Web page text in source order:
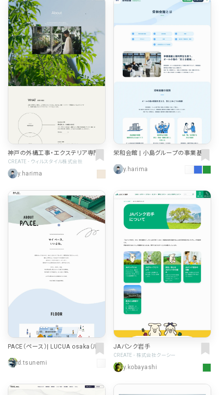
神戸の外構工事・エクステリア専門
店｜株式会社グッドツーガーデン
CREATE - ウィルスタイル株式会社
y.harima
栄和会館 | 小島グループの事業基
盤・福利厚生を担う組織 | 愛知県豊
田市y.harima
PACE（ペース）| LUCUA osaka（ルク
d.tsunemi
JAバンク岩手
CREATE - 株式会社クーシー
y.kobayashi